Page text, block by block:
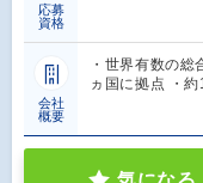
応募
資格
会社
概要
・世界有数の
ヵ国に拠点 ・